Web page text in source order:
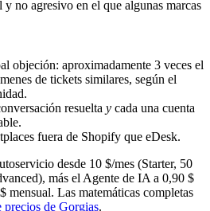
no agresivo en el que algunas marcas
objeción: aproximadamente 3 veces el
de tickets similares, según el
resuelta y cada una cuenta
fuera de Shopify que eDesk.
desde 10 $/mes (Starter, 50
más el Agente de IA a 0,90 $
mensual. Las matemáticas completas
precios de Gorgias.